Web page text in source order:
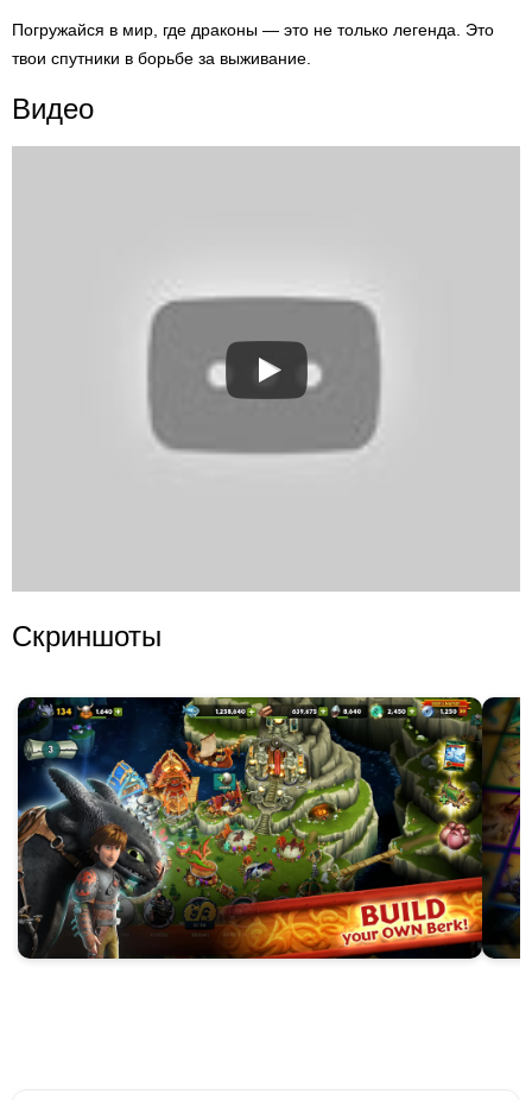
Погружайся в мир, где драконы — это не только легенда. Это
твои спутники в борьбе за выживание.
Видео
Скриншоты